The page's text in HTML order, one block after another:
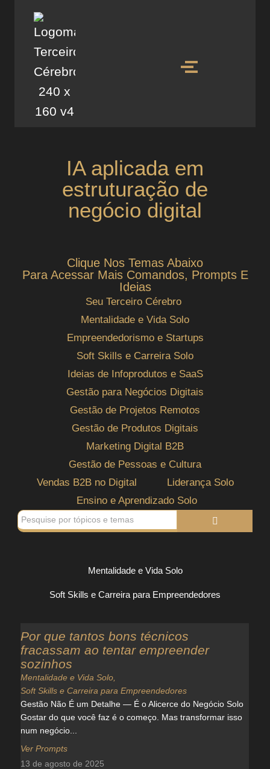
IA aplicada em
estruturação de
negócio digital
Clique Nos Temas Abaixo
Para Acessar Mais Comandos, Prompts E
Ideias
Seu Terceiro Cérebro
Mentalidade e Vida Solo
Empreendedorismo e Startups
Soft Skills e Carreira Solo
Ideias de Infoprodutos e SaaS
Gestão para Negócios Digitais
Gestão de Projetos Remotos
Gestão de Produtos Digitais
Marketing Digital B2B
Gestão de Pessoas e Cultura
Vendas B2B no Digital
Liderança Solo
Ensino e Aprendizado Solo
Mentalidade e Vida Solo
Soft Skills e Carreira para Empreendedores
Por que tantos bons técnicos
fracassam ao tentar empreender
sozinhos
Mentalidade e Vida Solo
Soft Skills e Carreira para Empreendedores
Gestão Não É um Detalhe — É o Alicerce do Negócio Solo
Gostar do que você faz é o começo. Mas transformar isso
num negócio...
Ver Prompts
13 de agosto de 2025